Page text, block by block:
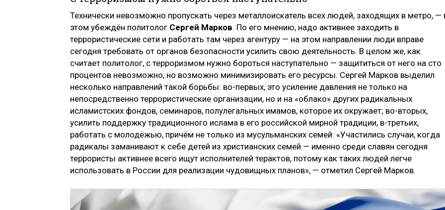
Технически невозможно пропускать через металлоискатель всех людей, заходящих в метро, —
этом убеждён политолог Сергей Марков. По его мнению, надо активнее заходить в
террористические сети и работать там через агентуру — на этом направлении люди вправе
сегодня требовать от органов безопасности усилить свою деятельность. В целом же, как
считает политолог, с терроризмом нужно бороться наступательно — защититься от него на сто
процентов невозможно, но возможно минимизировать его ресурсы. Сергей Марков выделил
несколько направлений такой борьбы: во-первых, это усиление давления не только на
непосредственно террористические организации, но и на «облако» других радикальных
исламистских фондов, семинаров, полулегальных имамов, которое их окружает; во-вторых,
усилить поддержку традиционного ислама в его российской мирной традиции, в-третьих,
работать с молодёжью, причём не только из мусульманских семей. «Участились случаи, когда
радикалы заманивают к себе детей из христианских семей — именно среди славян сегодня
террористы активнее всего ищут исполнителей терактов, потому как таких людей легче
использовать в России для реализации чудовищных планов», — отметил Сергей Марков.